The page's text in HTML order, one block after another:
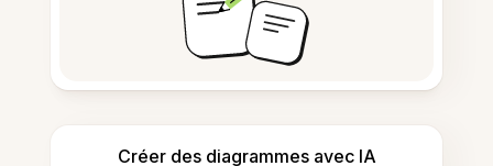
Créer des diagrammes avec IA